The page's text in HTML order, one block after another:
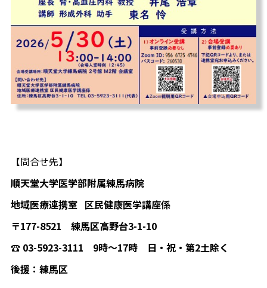
【問合せ先】
順天堂大学医学部附属練馬病院
地域医療連携室 区民健康医学講座係
〒177-8521 練馬区高野台3-1-10
☎ 03-5923-3111 9時～17時 日・祝・第2土除く
後援：練馬区